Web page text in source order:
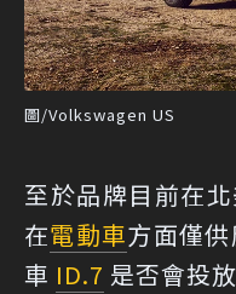
圖/Volkswagen US
至於品牌目前在
在電動車方面僅
車 ID.7 是否會投